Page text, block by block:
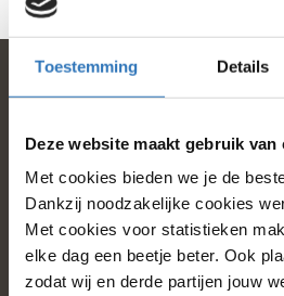
Toestemming Details
Deze website maakt gebruik van
Met cookies bieden we je de
Dankzij noodzakelijke cookies
Met cookies voor statistieken
elke dag een beetje beter. Ook
zodat wij en derde partijen jouw
home
Populaire categorieën
Onze service
Klantenservice